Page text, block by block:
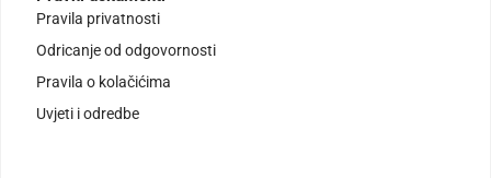
Pravila privatnosti
Odricanje od odgovornosti
Pravila o kolačićima
Uvjeti i odredbe